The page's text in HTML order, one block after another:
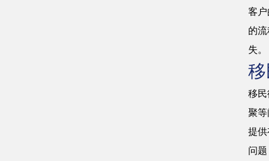
客
的
失。
移
聚
提
问